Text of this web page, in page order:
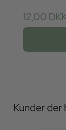
12,00
Kunder